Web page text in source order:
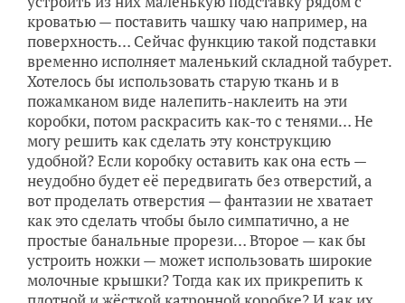
кроватью — поставить чашку чаю например, на
поверхность… Сейчас функцию такой подставки
временно исполняет маленький складной табурет.
Хотелось бы использовать старую ткань и в
пожамканом виде налепить-наклеить на эти
коробки, потом раскрасить как-то с тенями… Не
могу решить как сделать эту конструкцию
удобной? Если коробку оставить как она есть —
неудобно будет её передвигать без отверстий, а
вот проделать отверстия — фантазии не хватает
как это сделать чтобы было симпатично, а не
простые банальные прорези… Второе — как бы
устроить ножки — может использовать широкие
молочные крышки? Тогда как их прикрепить к